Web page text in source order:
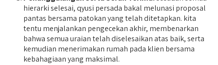
hierarki selesai, qyusi persada bakal melunasi proposal
pantas bersama patokan yang telah ditetapkan. kita
tentu menjalankan pengecekan akhir, membenarkan
bahwa semua uraian telah diselesaikan atas baik, serta
kemudian menerimakan rumah pada klien bersama
kebahagiaan yang maksimal.